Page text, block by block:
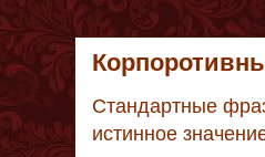
Стандартные
истинное